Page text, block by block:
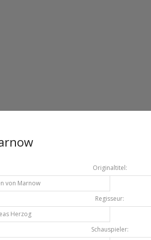
Originaltitel:
von Marnow
Regisseur:
Herzog
Schauspieler: